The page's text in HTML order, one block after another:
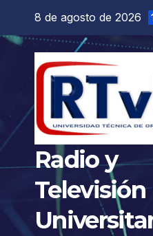
contenido
8 de agosto de 2026
Radio y
Televisión